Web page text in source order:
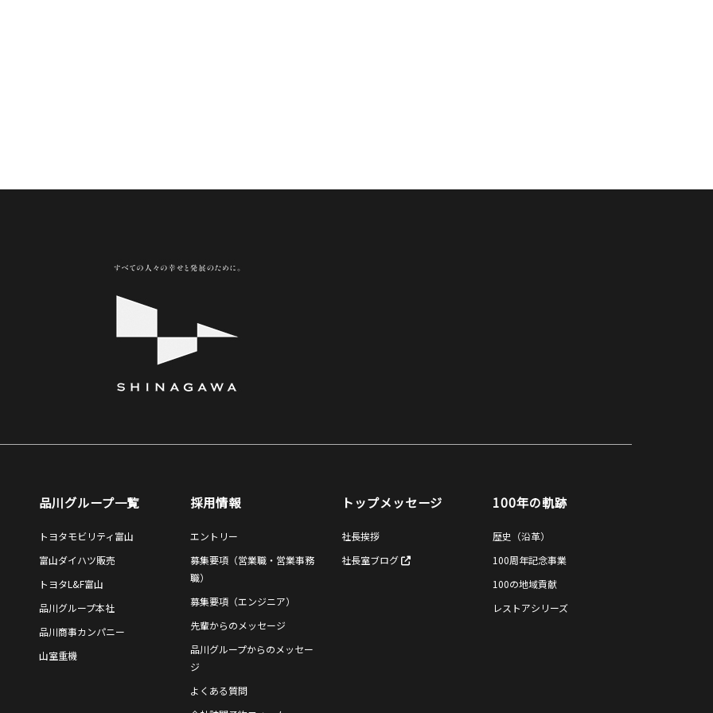
品川グループ一覧
トヨタモビリティ富山
富山ダイハツ販売
トヨタL&F富山
品川グループ本社
品川商事カンパニー
山室重機
採用情報
エントリー
募集要項（営業職・営業事務
職）
募集要項（エンジニア）
先輩からのメッセージ
品川グループからのメッセー
ジ
よくある質問
トップメッセージ
社長挨拶
社長室ブログ
100年の軌跡
歴史（沿革）
100周年記念事業
100の地域貢献
レストアシリーズ